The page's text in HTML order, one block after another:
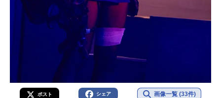
ポスト シェア 画像一覧 (33件)